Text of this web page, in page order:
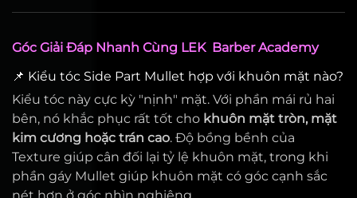
Góc Giải Đáp Nhanh Cùng LEK Barber Academy
📌 Kiểu tóc Side Part Mullet hợp với khuôn mặt nào?
Kiểu tóc này cực kỳ "nịnh" mặt. Với phần mái rủ hai
bên, nó khắc phục rất tốt cho khuôn mặt tròn, mặt
kim cương hoặc trán cao. Độ bồng bềnh của
Texture giúp cân đối lại tỷ lệ khuôn mặt, trong khi
phần gáy Mullet giúp khuôn mặt có góc cạnh sắc